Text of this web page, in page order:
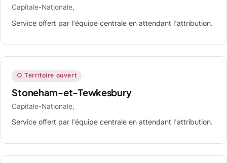
Capitale-Nationale,
Service offert par l'équipe centrale en attendant l'attribution.
○ Territoire ouvert
Stoneham-et-Tewkesbury
Capitale-Nationale,
Service offert par l'équipe centrale en attendant l'attribution.